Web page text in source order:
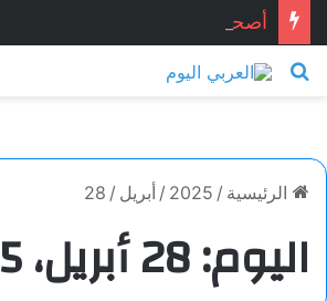
أصحاب الحياد.. بقلم الأديب
بحث عن
الرئيسية /
2025
/ أبريل /
28
اليوم:28 أبريل، 2025